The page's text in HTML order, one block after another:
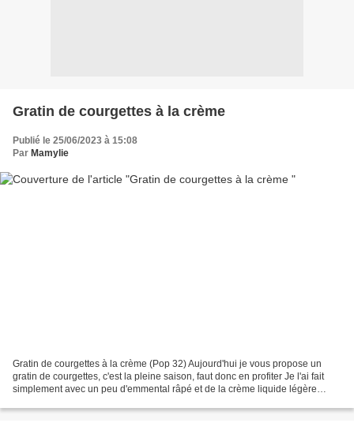
Gratin de courgettes à la crème
Publié le 25/06/2023 à 15:08
Par Mamylie
Gratin de courgettes à la crème (Pop 32) Aujourd'hui je vous propose un
gratin de courgettes, c'est la pleine saison, faut donc en profiter Je l'ai fait
simplement avec un peu d'emmental râpé et de la crème liquide légère